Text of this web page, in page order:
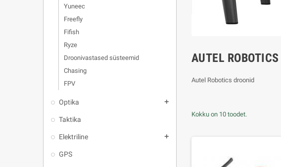
Yuneec
Freefly
Fifish
Ryze
Droonivastased süsteemid
Chasing
FPV
Optika add
Taktika
Elektriline add
GPS
AUTEL ROBOTICS
Autel Robotics droonid
Kokku on 10 toodet.